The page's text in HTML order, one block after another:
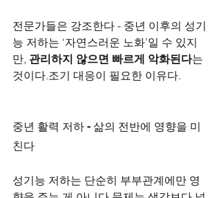
전문가들은 강조한다 - 중년 이후의 성기
능 저하는 ‘자연스러운 노화’일 수 있지
만, 관리하지 않으면 빠르게 악화된다는
것이다.조기 대응이 필요한 이유다.
중년 활력 저하 - 삶의 전반에 영향을 미
친다
성기능 저하는 단순히 부부관계에만 영